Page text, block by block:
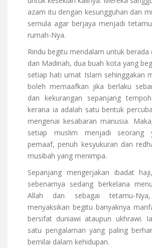
azam itu dengan kesungguhan dan
semula agar berjaya menjadi
rumah-Nya.
Rindu begitu mendalam untuk berada
dan Madinah, dua buah kota yang
setiap hati umat Islam sehinggakan
boleh memaafkan jika berlaku
dan kekurangan sepanjang
kerana ia adalah satu bentuk
mengenai kesabaran manusia.
setiap muslim menjadi seorang
pemaaf, penuh kesyukuran dan
musibah yang menimpa.
Sepanjang mengerjakan ibadat
sebenarnya sedang berkelana
Allah dan sebagai tetamu-
menyaksikan begitu banyaknya
bersifat duniawi ataupun ukhrawi.
satu pengalaman yang paling
bernilai dalam kehidupan.